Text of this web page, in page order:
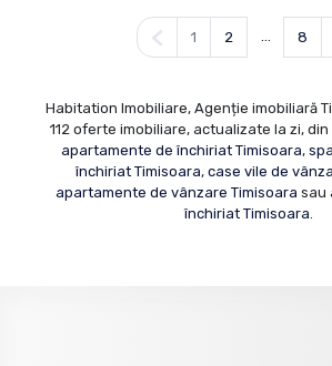
Pagina anterioară
1 2 8
Habitation Imobiliare, Agenție imobiliară
112 oferte imobiliare, actualizate la zi,
apartamente de închiriat Timisoara,
închiriat Timisoara, case vile de
apartamente de vânzare Timisoara sau
închiriat Timisoara